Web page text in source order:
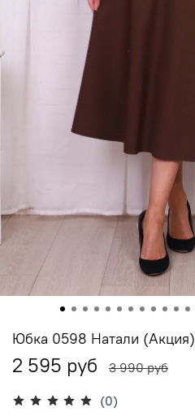
(0)
Юбка 0598 Натали (Акция)
2 595 руб 3 990 руб